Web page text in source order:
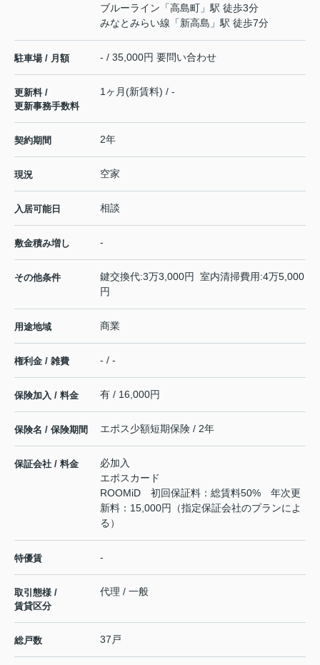
ブルーライン 「高島町 」駅 徒歩3分
みなとみらい線 「新高島 」駅 徒歩7分
駐車場 / 月額 - / 35,000円 要問い合わせ
更新料 /
更新事務手数料
1ヶ月(新賃料) / -
契約期間 2年
現況 空家
入居可能日 相談
敷金積み増し -
その他条件
鍵交換代:3万3,000円 室内清掃費用:4万5,000
円
用途地域 商業
権利金 / 雑費 - / -
保険加入 / 料金 有 / 16,000円
保険名 / 保険期間 エポス少額短期保険 / 2年
保証会社 / 料金
必加入
エポスカード
ROOMiD 初回保証料：総賃料50% 年次更
新料：15,000円（指定保証会社のプランによ
る）
特優賃 -
取引態様 /
賃貸区分
代理 / 一般
総戸数 37戸